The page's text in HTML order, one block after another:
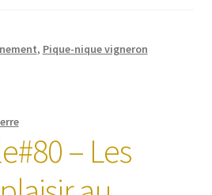
, Pique-nique vigneron
– Les